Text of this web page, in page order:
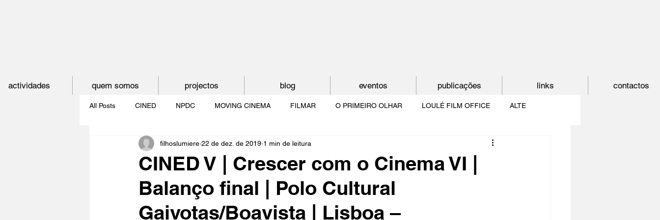
All Posts CINED NPDC MOVING CINEMA FILMAR O PRIMEIRO OLHAR LOULÉ FILM OFFICE ALTE
O CINEMA, CEM ANOS DE JUVENTUDE O MUNDO À NOSSA VOLTA SHORTCUT
CINECLUBE DAS GAIVOTAS O CINEMA POR DENTRO CRESCER COM O CINEMA
CINED V | Crescer com o Cinema VI |
Balanço final | Polo Cultural
Gaivotas/Boavista | Lisboa –
filhoslumiere 22 de dez. de 2019 1 min de leitura
actividades quem somos projectos blog eventos publicações links contactos